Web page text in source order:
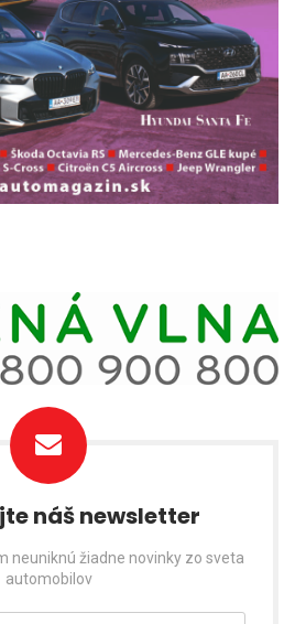
náš newsletter
neuniknú žiadne novinky zo sveta
automobilov